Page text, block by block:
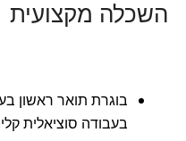
השכלה מקצועית
בוגרת תואר ראשון
בעבודה סוציאלית